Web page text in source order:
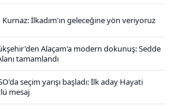
Kurnaz: İlkadım'ın geleceğine yön veriyoruz
Alaçam'a modern dokunuş: Sedde
tamamlandı
seçim yarışı başladı: İlk aday Hayati
mesaj